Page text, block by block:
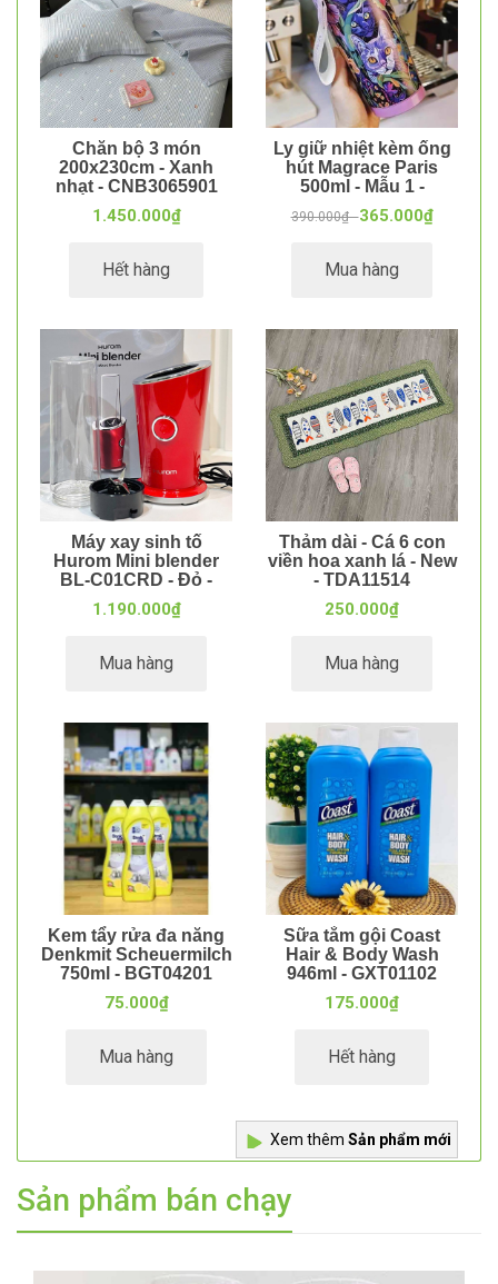
Chăn bộ 3 món
200x230cm - Xanh
nhạt - CNB3065901
1.450.000₫
Hết hàng
Ly giữ nhiệt kèm ống
hút Magrace Paris
500ml - Mẫu 1 -
BNC131081
390.000₫ -365.000₫
Mua hàng
Máy xay sinh tố
Hurom Mini blender
BL-C01CRD - Đỏ -
MXD02701
1.190.000₫
Mua hàng
Thảm dài - Cá 6 con
viền hoa xanh lá - New
- TDA11514
250.000₫
Mua hàng
Kem tẩy rửa đa năng
Denkmit Scheuermilch
750ml - BGT04201
75.000₫
Mua hàng
Sữa tắm gội Coast
Hair & Body Wash
946ml - GXT01102
175.000₫
Hết hàng
Xem thêm Sản phẩm mới
Sản phẩm bán chạy